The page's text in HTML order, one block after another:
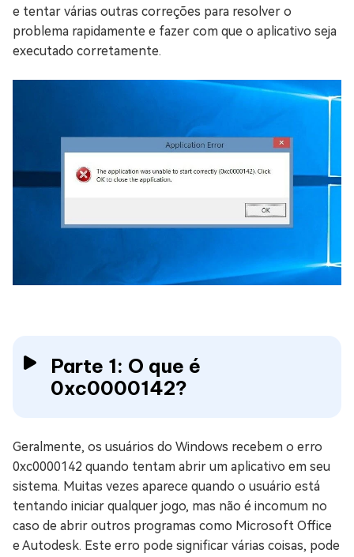
e tentar várias outras correções para resolver o
problema rapidamente e fazer com que o aplicativo seja
executado corretamente.
Parte 1: O que é
0xc0000142?
Geralmente, os usuários do Windows recebem o erro
0xc0000142 quando tentam abrir um aplicativo em seu
sistema. Muitas vezes aparece quando o usuário está
tentando iniciar qualquer jogo, mas não é incomum no
caso de abrir outros programas como Microsoft Office
e Autodesk. Este erro pode significar várias coisas, pode